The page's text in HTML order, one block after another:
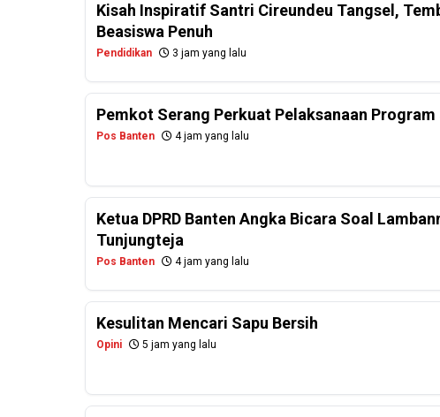
Kisah Inspiratif Santri Cireundeu Tangsel,
Beasiswa Penuh
Pendidikan 3 jam yang lalu
Pemkot Serang Perkuat Pelaksanaan
Pos Banten 4 jam yang lalu
Ketua DPRD Banten Angka Bicara Soal
Tunjungteja
Pos Banten 4 jam yang lalu
Kesulitan Mencari Sapu Bersih
Opini 5 jam yang lalu